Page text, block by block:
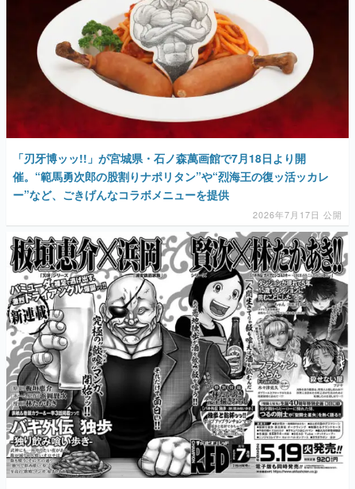
その他
電ファミニコゲーマーとは？
運営：株式会社マレ
「刃牙博ッッ!!」が宮城県・石ノ森萬画館で7月18日より開
催。“範馬勇次郎の股割りナポリタン”や“烈海王の復ッ活ッカレ
ー”など、ごきげんなコラボメニューを提供
2026年7月17日 公開